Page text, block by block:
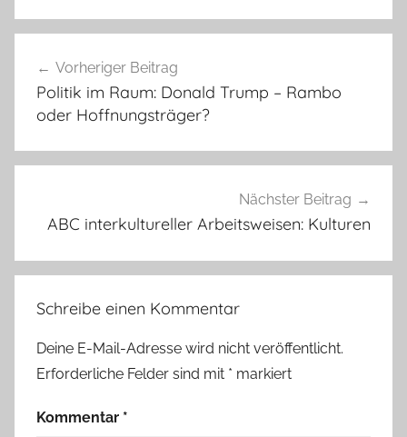
Vorheriger Beitrag
Politik im Raum: Donald Trump – Rambo
oder Hoffnungsträger?
Nächster Beitrag
ABC interkultureller Arbeitsweisen: Kulturen
Schreibe einen Kommentar
Deine E-Mail-Adresse wird nicht veröffentlicht.
Erforderliche Felder sind mit * markiert
Kommentar *